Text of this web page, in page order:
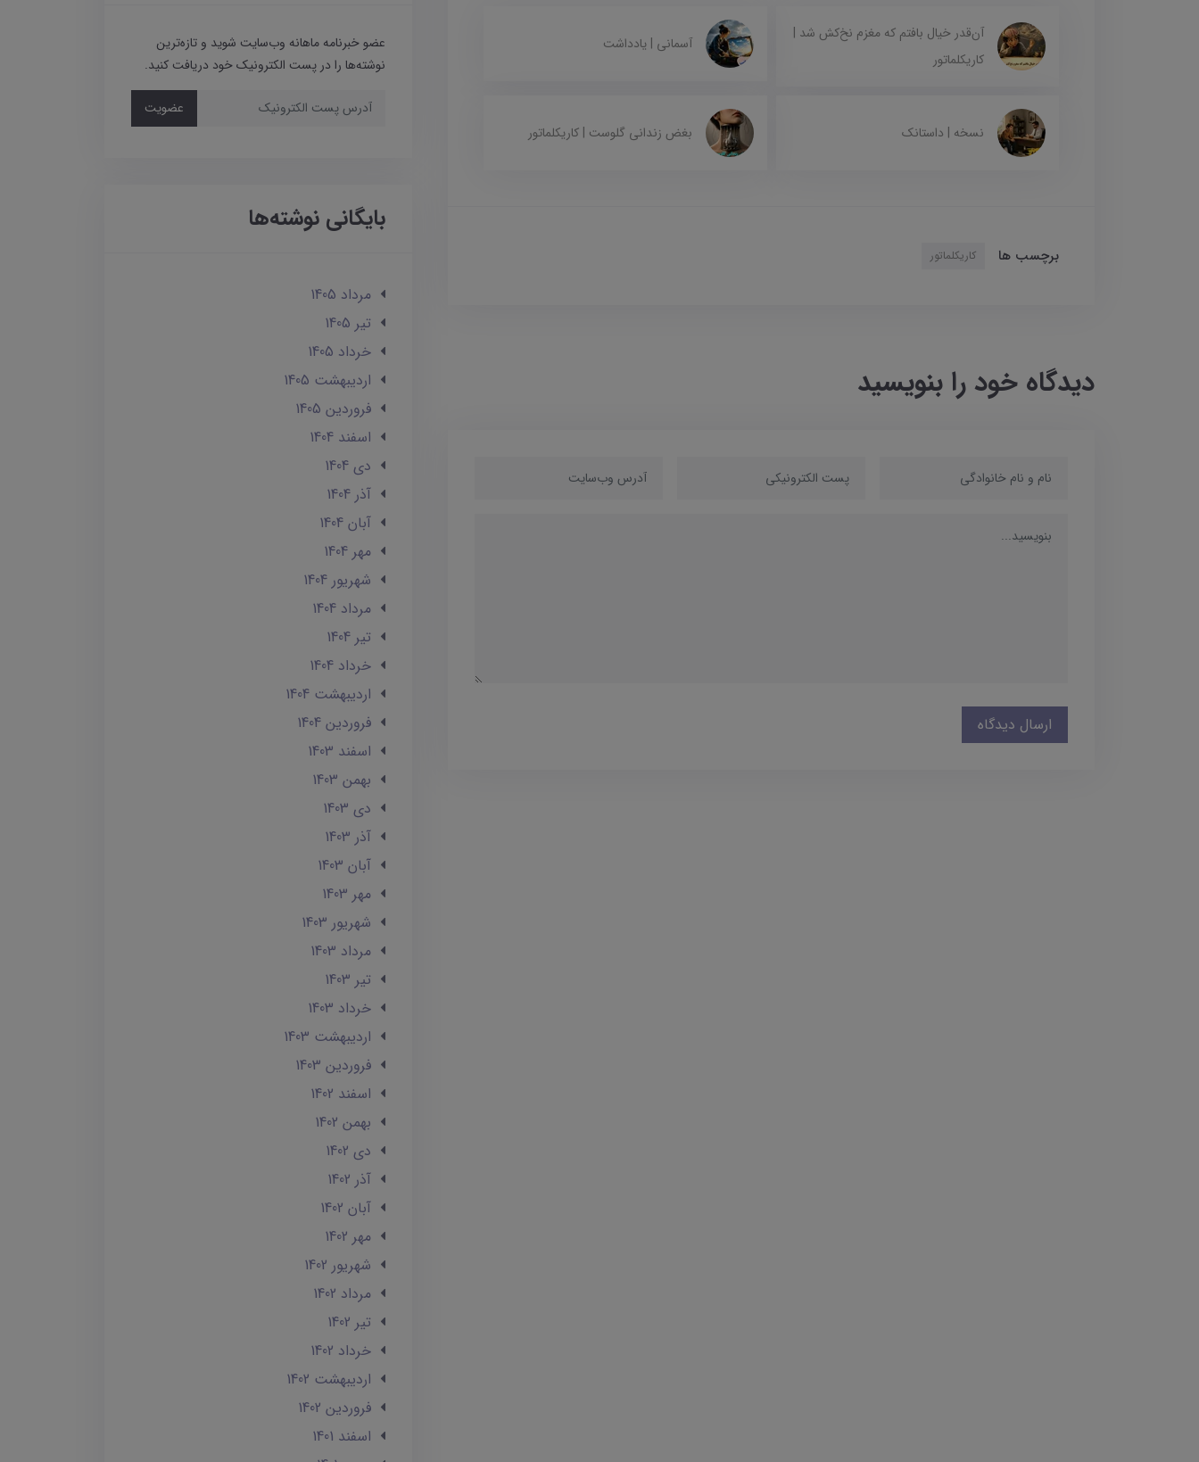
آن‌قدر خیال بافتم که مغزم نخ‌کش شد |
کاریکلماتور
آسمانی | یادداشت
نسخه | داستانک بغض زندانی گلوست | کاریکلماتور
برچسب ها کاریکلماتور
دیدگاه خود را بنویسید
ارسال دیدگاه
عضو خبرنامه ماهانه وب‌سایت شوید و تازه‌ترین
نوشته‌ها را در پست الکترونیک خود دریافت کنید.
عضویت
بایگانی نوشته‌ها
مرداد 1405
تير 1405
خرداد 1405
ارديبهشت 1405
فروردین 1405
اسفند 1404
دی 1404
آذر 1404
آبان 1404
مهر 1404
شهریور 1404
مرداد 1404
تير 1404
خرداد 1404
ارديبهشت 1404
فروردین 1404
اسفند 1403
بهمن 1403
دی 1403
آذر 1403
آبان 1403
مهر 1403
شهریور 1403
مرداد 1403
تير 1403
خرداد 1403
ارديبهشت 1403
فروردین 1403
اسفند 1402
بهمن 1402
دی 1402
آذر 1402
آبان 1402
مهر 1402
شهریور 1402
مرداد 1402
تير 1402
خرداد 1402
ارديبهشت 1402
فروردین 1402
اسفند 1401